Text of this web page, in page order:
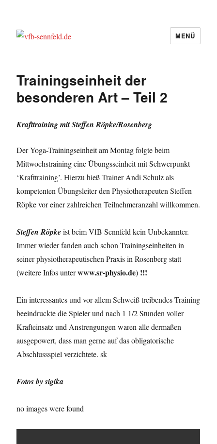
MENÜ
Trainingseinheit der
besonderen Art – Teil 2
Krafttraining mit Steffen Röpke/Rosenberg
Der Yoga-Trainingseinheit am Montag folgte beim
Mittwochstraining eine Übungsseinheit mit Schwerpunkt
‘Krafttraining’. Hierzu hieß Trainer Andi Schulz als
kompetenten Übungsleiter den Physiotherapeuten Steffen
Röpke vor einer zahlreichen Teilnehmeranzahl willkommen.
Steffen Röpkeist beim VfB Sennfeld kein Unbekannter.
Immer wieder fanden auch schon Trainingseinheiten in
seiner physiotherapeutischen Praxis in Rosenberg statt
(weitere Infos unterwww.sr-physio.de) !!!
Ein interessantes und vor allem Schweiß treibendes Training
beeindruckte die Spieler und nach 1 1/2 Stunden voller
Krafteinsatz und Anstrengungen waren alle dermaßen
ausgepowert, dass man gerne auf das obligatorische
Abschlussspiel verzichtete. sk
Fotos by sigika
no images were found